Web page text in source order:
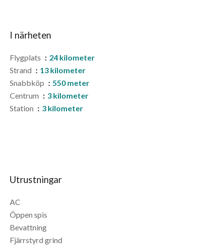
I närheten
Flygplats
24 kilometer
Strand
13 kilometer
Snabbköp
550 meter
Centrum
3 kilometer
Station
3 kilometer
Utrustningar
AC
Öppen spis
Bevattning
Fjärrstyrd grind